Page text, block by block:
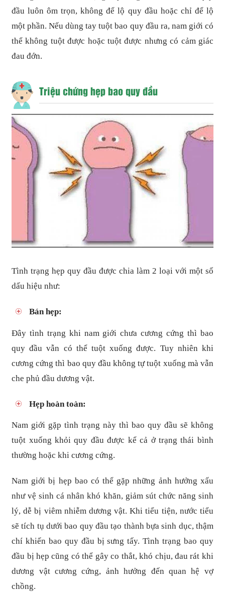
đầu luôn ôm trọn, không để lộ quy đầu hoặc chỉ để lộ
một phần. Nếu dùng tay tuột bao quy đầu ra, nam giới có
thể không tuột được hoặc tuột được nhưng có cảm giác
đau đớn.
Triệu chứng hẹp bao quy đầu
Tình trạng hẹp quy đầu được chia làm 2 loại với một số
dấu hiệu như:
Bán hẹp:
Đây tình trạng khi nam giới chưa cương cứng thì bao
quy đầu vẫn có thể tuột xuống được. Tuy nhiên khi
cương cứng thì bao quy đầu không tự tuột xuống mà vẫn
che phủ đầu dương vật.
Hẹp hoàn toàn:
Nam giới gặp tình trạng này thì bao quy đầu sẽ không
tuột xuống khỏi quy đầu được kể cả ở trạng thái bình
thường hoặc khi cương cứng.
Nam giới bị hẹp bao có thể gặp những ảnh hưởng xấu
như vệ sinh cá nhân khó khăn, giảm sút chức năng sinh
lý, dễ bị viêm nhiễm dương vật. Khi tiểu tiện, nước tiểu
sẽ tích tụ dưới bao quy đầu tạo thành bựa sinh dục, thậm
chí khiến bao quy đầu bị sưng tấy. Tình trạng bao quy
đầu bị hẹp cũng có thể gây co thắt, khó chịu, đau rát khi
dương vật cương cứng, ảnh hưởng đến quan hệ vợ
chồng.